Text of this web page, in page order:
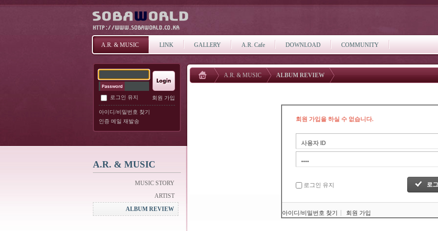
A.R. & MUSIC LINK GALLERY A.R. Cafe DOWNLOAD COMMUNITY
로그인 유지 회원 가입
아이디/비밀번호 찾기
인증 메일 재발송
A.R. & MUSIC
MUSIC STORY
ARTIST
ALBUM REVIEW
A.R. & MUSIC ALBUM REVIEW
회원 가입을 하실 수 없습니다.
로그인 유지
아이디/비밀번호 찾기 회원 가입